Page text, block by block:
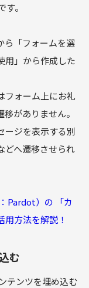
。
ら「フォームを選
用」から作成した
フォーム上にお礼
がありません。
ージを表示する別
どへ遷移させられ
Pardot）の 「カ
方法を解説！
む
テンツを埋め込む